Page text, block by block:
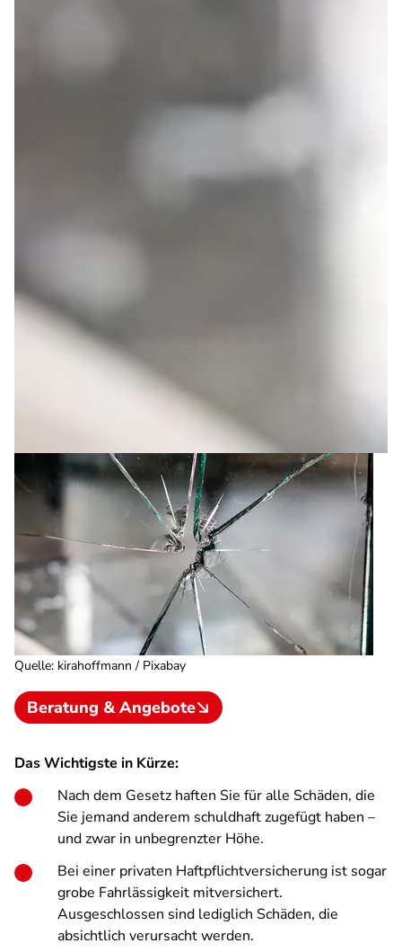
Quelle: kirahoffmann / Pixabay
Beratung & Angebote
Das Wichtigste in Kürze:
Nach dem Gesetz haften Sie für alle Schäden, die
Sie jemand anderem schuldhaft zugefügt haben –
und zwar in unbegrenzter Höhe.
Bei einer privaten Haftpflichtversicherung ist sogar
grobe Fahrlässigkeit mitversichert.
Ausgeschlossen sind lediglich Schäden, die
absichtlich verursacht werden.